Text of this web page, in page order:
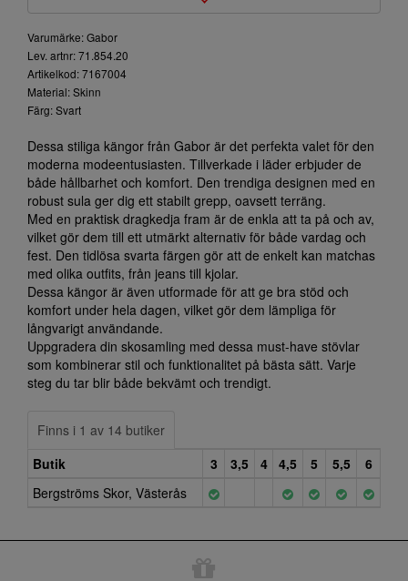
Varumärke: Gabor
Lev. artnr: 71.854.20
Artikelkod: 7167004
Material: Skinn
Färg: Svart
Dessa stiliga kängor från Gabor är det perfekta valet för den
moderna modeentusiasten. Tillverkade i läder erbjuder de
både hållbarhet och komfort. Den trendiga designen med en
robust sula ger dig ett stabilt grepp, oavsett terräng.
Med en praktisk dragkedja fram är de enkla att ta på och av,
vilket gör dem till ett utmärkt alternativ för både vardag och
fest. Den tidlösa svarta färgen gör att de enkelt kan matchas
med olika outfits, från jeans till kjolar.
Dessa kängor är även utformade för att ge bra stöd och
komfort under hela dagen, vilket gör dem lämpliga för
långvarigt användande.
Uppgradera din skosamling med dessa must-have stövlar
som kombinerar stil och funktionalitet på bästa sätt. Varje
steg du tar blir både bekvämt och trendigt.
Finns i 1 av 14 butiker
Butik
3 3,5 4 4,5 5 5,5
6
Bergströms Skor, Västerås